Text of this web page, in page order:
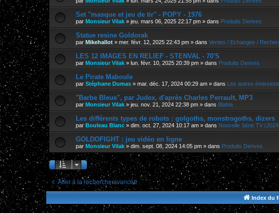
Set "masque et jeu de tir" - POPY - 1976
par Monsieur Vilak » jeu. mars 06, 2025 22:17 pm » dans Produits Derives
Statue resine Goldorak
par Mikehallot » mer. févr. 12, 2025 22:43 pm » dans Ventes / Echanges /
LES 12 IMAGES EN RELIEF - STENVAL - 70'S
par Monsieur Vilak » lun. févr. 10, 2025 20:39 pm » dans Produits Derives
Le Pirate Maboule
par Stéphane Dumas » mar. déc. 17, 2024 00:29 am » dans Les autres
"Barbe Bleue", par Judex, d'après Charles Perrault, MP3
par Monsieur Vilak » jeu. nov. 21, 2024 22:38 pm » dans Blabla
Les différents types de robots : golgoths, monstrogoths, dizers
par Bouleau Blanc » dim. oct. 27, 2024 10:17 am » dans Nouvelle Série TV
GOLDOFIGHT : jeu vidéo en ligne
par Monsieur Vilak » dim. sept. 08, 2024 14:05 pm » dans Produits Derives
Aller à la recherche avancée
Index du